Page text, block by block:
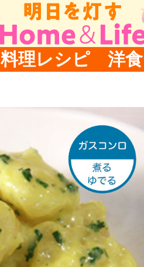
料理レシピ 洋食